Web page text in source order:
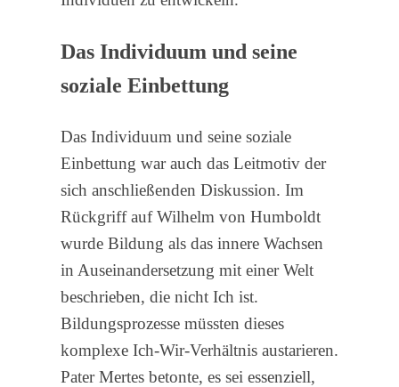
Das Individuum und seine
soziale Einbettung
Das Individuum und seine soziale
Einbettung war auch das Leitmotiv der
sich anschließenden Diskussion. Im
Rückgriff auf Wilhelm von Humboldt
wurde Bildung als das innere Wachsen
in Auseinandersetzung mit einer Welt
beschrieben, die nicht Ich ist.
Bildungsprozesse müssten dieses
komplexe Ich-Wir-Verhältnis austarieren.
Pater Mertes betonte, es sei essenziell,